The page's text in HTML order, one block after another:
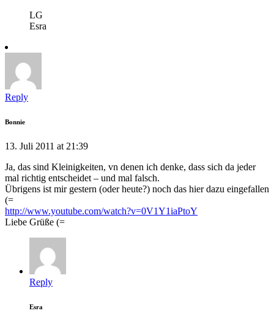
LG
Esra
Reply
Bonnie
13. Juli 2011 at 21:39
Ja, das sind Kleinigkeiten, vn denen ich denke, dass sich da jeder
mal richtig entscheidet – und mal falsch.
Übrigens ist mir gestern (oder heute?) noch das hier dazu eingefallen
(=
http://www.youtube.com/watch?v=0V1Y1iaPtoY
Liebe Grüße (=
Reply
Esra